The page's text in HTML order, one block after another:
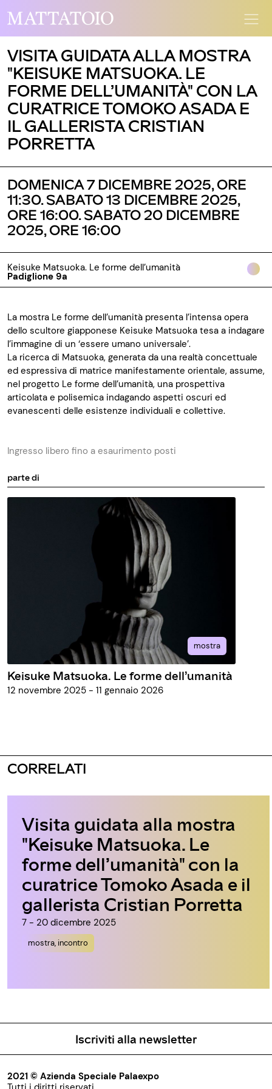
VISITA GUIDATA ALLA MOSTRA
"KEISUKE MATSUOKA. LE
FORME DELL’UMANITÀ" CON LA
CURATRICE TOMOKO ASADA E
IL GALLERISTA CRISTIAN
PORRETTA
DOMENICA 7 DICEMBRE 2025, ORE
11:30. SABATO 13 DICEMBRE 2025,
ORE 16:00. SABATO 20 DICEMBRE
2025, ORE 16:00
Keisuke Matsuoka. Le forme dell’umanità
Padiglione 9a
La mostra Le forme dell’umanità presenta l’intensa opera
dello scultore giapponese Keisuke Matsuoka tesa a indagare
l’immagine di un ‘essere umano universale’.
La ricerca di Matsuoka, generata da una realtà concettuale
ed espressiva di matrice manifestamente orientale, assume,
nel progetto Le forme dell’umanità, una prospettiva
articolata e polisemica indagando aspetti oscuri ed
evanescenti delle esistenze individuali e collettive.
Ingresso libero fino a esaurimento posti
parte di
mostra
Keisuke Matsuoka. Le forme dell’umanità
12 novembre 2025 - 11 gennaio 2026
CORRELATI
Visita guidata alla mostra
"Keisuke Matsuoka. Le
forme dell’umanità" con la
curatrice Tomoko Asada e il
gallerista Cristian Porretta
7 - 20 dicembre 2025
mostra, incontro
Iscriviti alla newsletter
2021 © Azienda Speciale Palaexpo